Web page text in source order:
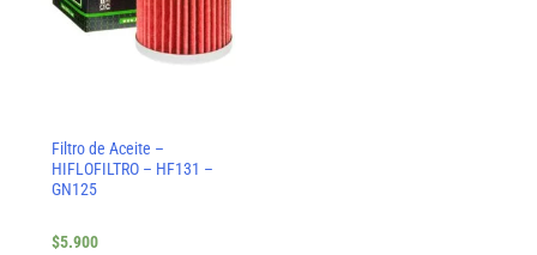
Filtro de Aceite –
HIFLOFILTRO – HF131 –
GN125
$5.900